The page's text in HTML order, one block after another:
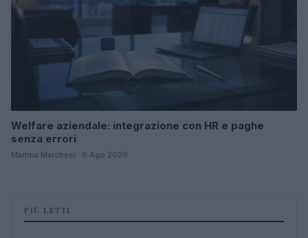
Welfare aziendale: integrazione con HR e paghe
senza errori
Martina Marchesi · 6 Ago 2026
PIÙ LETTI